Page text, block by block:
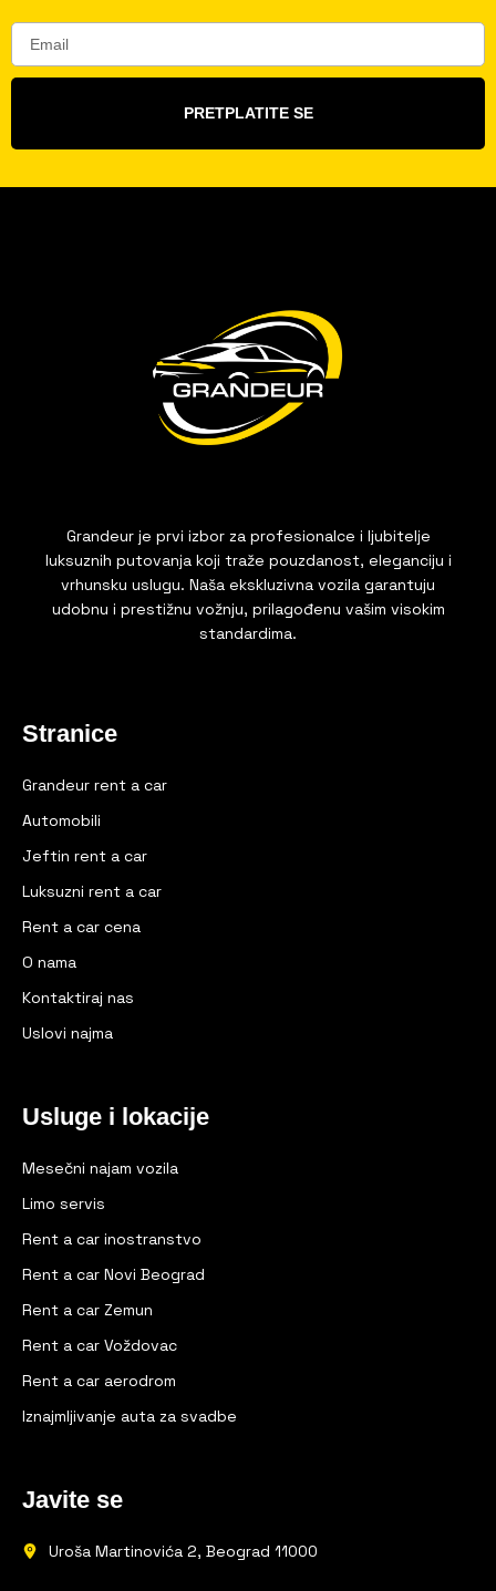
PRETPLATITE SE
Grandeur je prvi izbor za profesionalce i ljubitelje
luksuznih putovanja koji traže pouzdanost, eleganciju i
vrhunsku uslugu. Naša ekskluzivna vozila garantuju
udobnu i prestižnu vožnju, prilagođenu vašim visokim
standardima.
Stranice
Grandeur rent a car
Automobili
Jeftin rent a car
Luksuzni rent a car
Rent a car cena
O nama
Kontaktiraj nas
Uslovi najma
Usluge i lokacije
Mesečni najam vozila
Limo servis
Rent a car inostranstvo
Rent a car Novi Beograd
Rent a car Zemun
Rent a car Voždovac
Rent a car aerodrom
Iznajmljivanje auta za svadbe
Javite se
Uroša Martinovića 2, Beograd 11000